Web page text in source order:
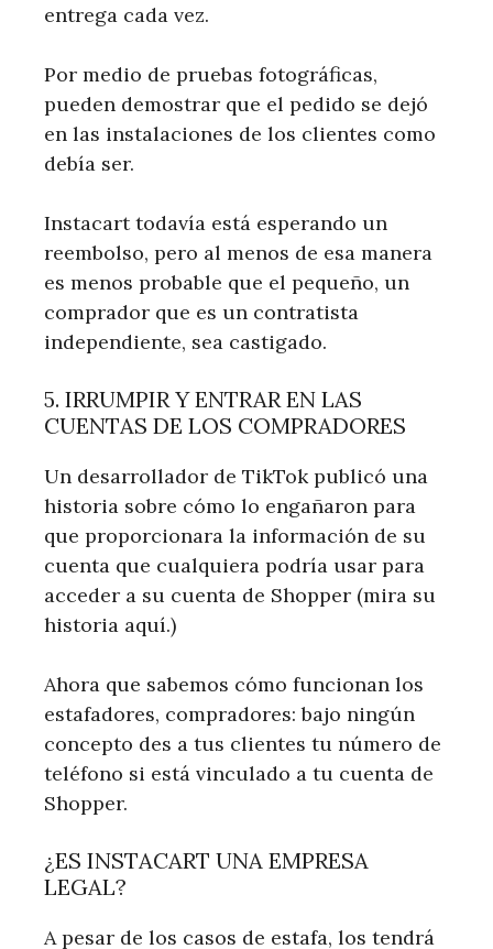
entrega cada vez.
Por medio de pruebas fotográficas,
pueden demostrar que el pedido se dejó
en las instalaciones de los clientes como
debía ser.
Instacart todavía está esperando un
reembolso, pero al menos de esa manera
es menos probable que el pequeño, un
comprador que es un contratista
independiente, sea castigado.
5. IRRUMPIR Y ENTRAR EN LAS
CUENTAS DE LOS COMPRADORES
Un desarrollador de TikTok publicó una
historia sobre cómo lo engañaron para
que proporcionara la información de su
cuenta que cualquiera podría usar para
acceder a su cuenta de Shopper (mira su
historia aquí.)
Ahora que sabemos cómo funcionan los
estafadores, compradores: bajo ningún
concepto des a tus clientes tu número de
teléfono si está vinculado a tu cuenta de
Shopper.
¿ES INSTACART UNA EMPRESA
LEGAL?
A pesar de los casos de estafa, los tendrá